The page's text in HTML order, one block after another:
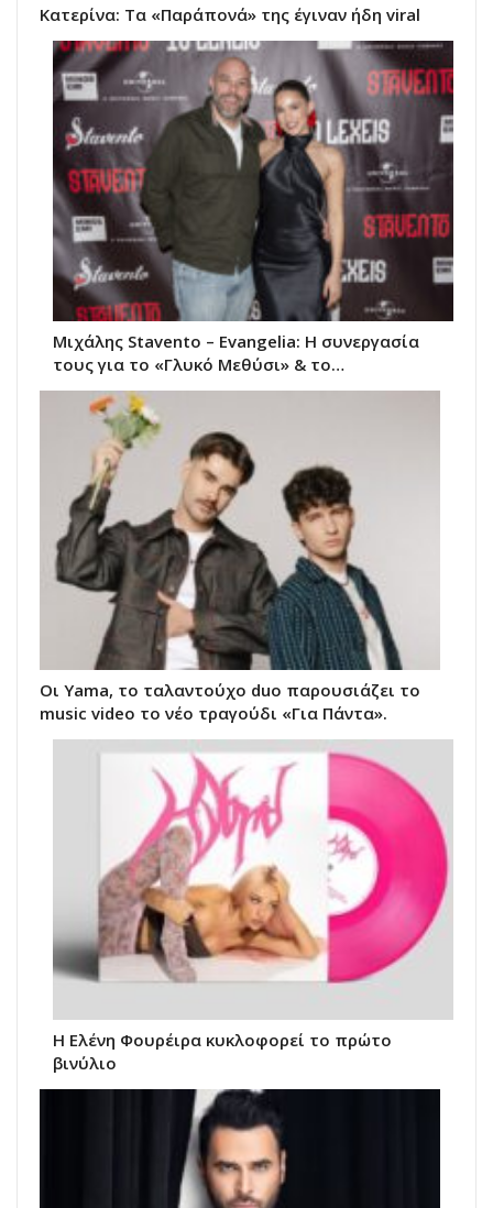
Κατερίνα: Τα «Παράπονά» της έγιναν ήδη viral
Μιχάλης Stavento – Evangelia: Η συνεργασία
τους για το «Γλυκό Μεθύσι» & το…
Οι Yama, το ταλαντούχο duo παρουσιάζει το
music video το νέο τραγούδι «Για Πάντα».
Η Ελένη Φουρέιρα κυκλοφορεί το πρώτο
βινύλιο